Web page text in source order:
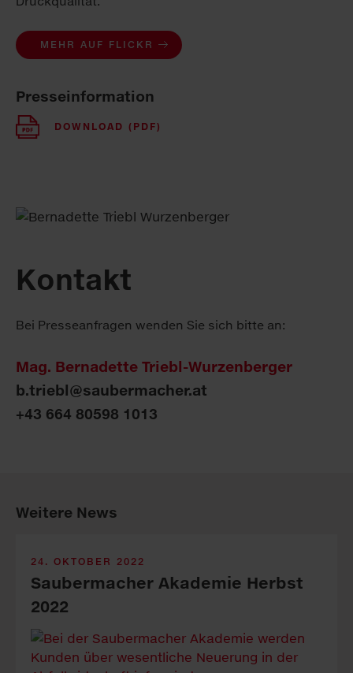
MEHR AUF FLICKR
Presseinformation
DOWNLOAD (PDF)
Kontakt
Bei Presseanfragen wenden Sie sich bitte an:
Mag. Bernadette Triebl-Wurzenberger
b.triebl@saubermacher.at
+43 664 80598 1013
Weitere News
24. OKTOBER 2022
Saubermacher Akademie Herbst
2022